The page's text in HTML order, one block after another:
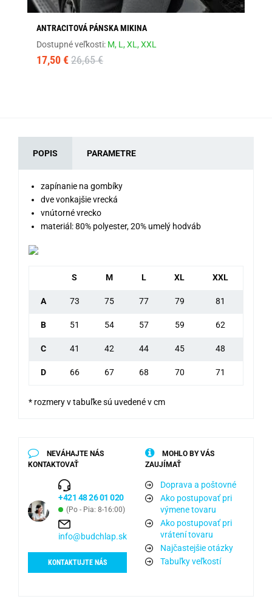
ANTRACITOVÁ PÁNSKA MIKINA
Dostupné veľkosti: M, L,XL,XXL
17,50 € 26,65 €
POPIS PARAMETRE
zapínanie na gombíky
dve vonkajšie vrecká
vnútorné vrecko
materiál: 80% polyester, 20% umelý hodváb
S M L XL XXL
A 73 75 77 79 81
B 51 54 57 59 62
C 41 42 44 45 48
D 66 67 68 70 71
* rozmery v tabuľke sú uvedené v cm
NEVÁHAJTE NÁS
KONTAKTOVAŤ
+421 48 26 01 020
(Po - Pia: 8-16:00)
info@budchlap.sk
KONTAKTUJTE NÁS
MOHLO BY VÁS
ZAUJÍMAŤ
Doprava a poštovné
Ako postupovať pri
výmene tovaru
Ako postupovať pri
vrátení tovaru
Najčastejšie otázky
Tabuľky veľkostí